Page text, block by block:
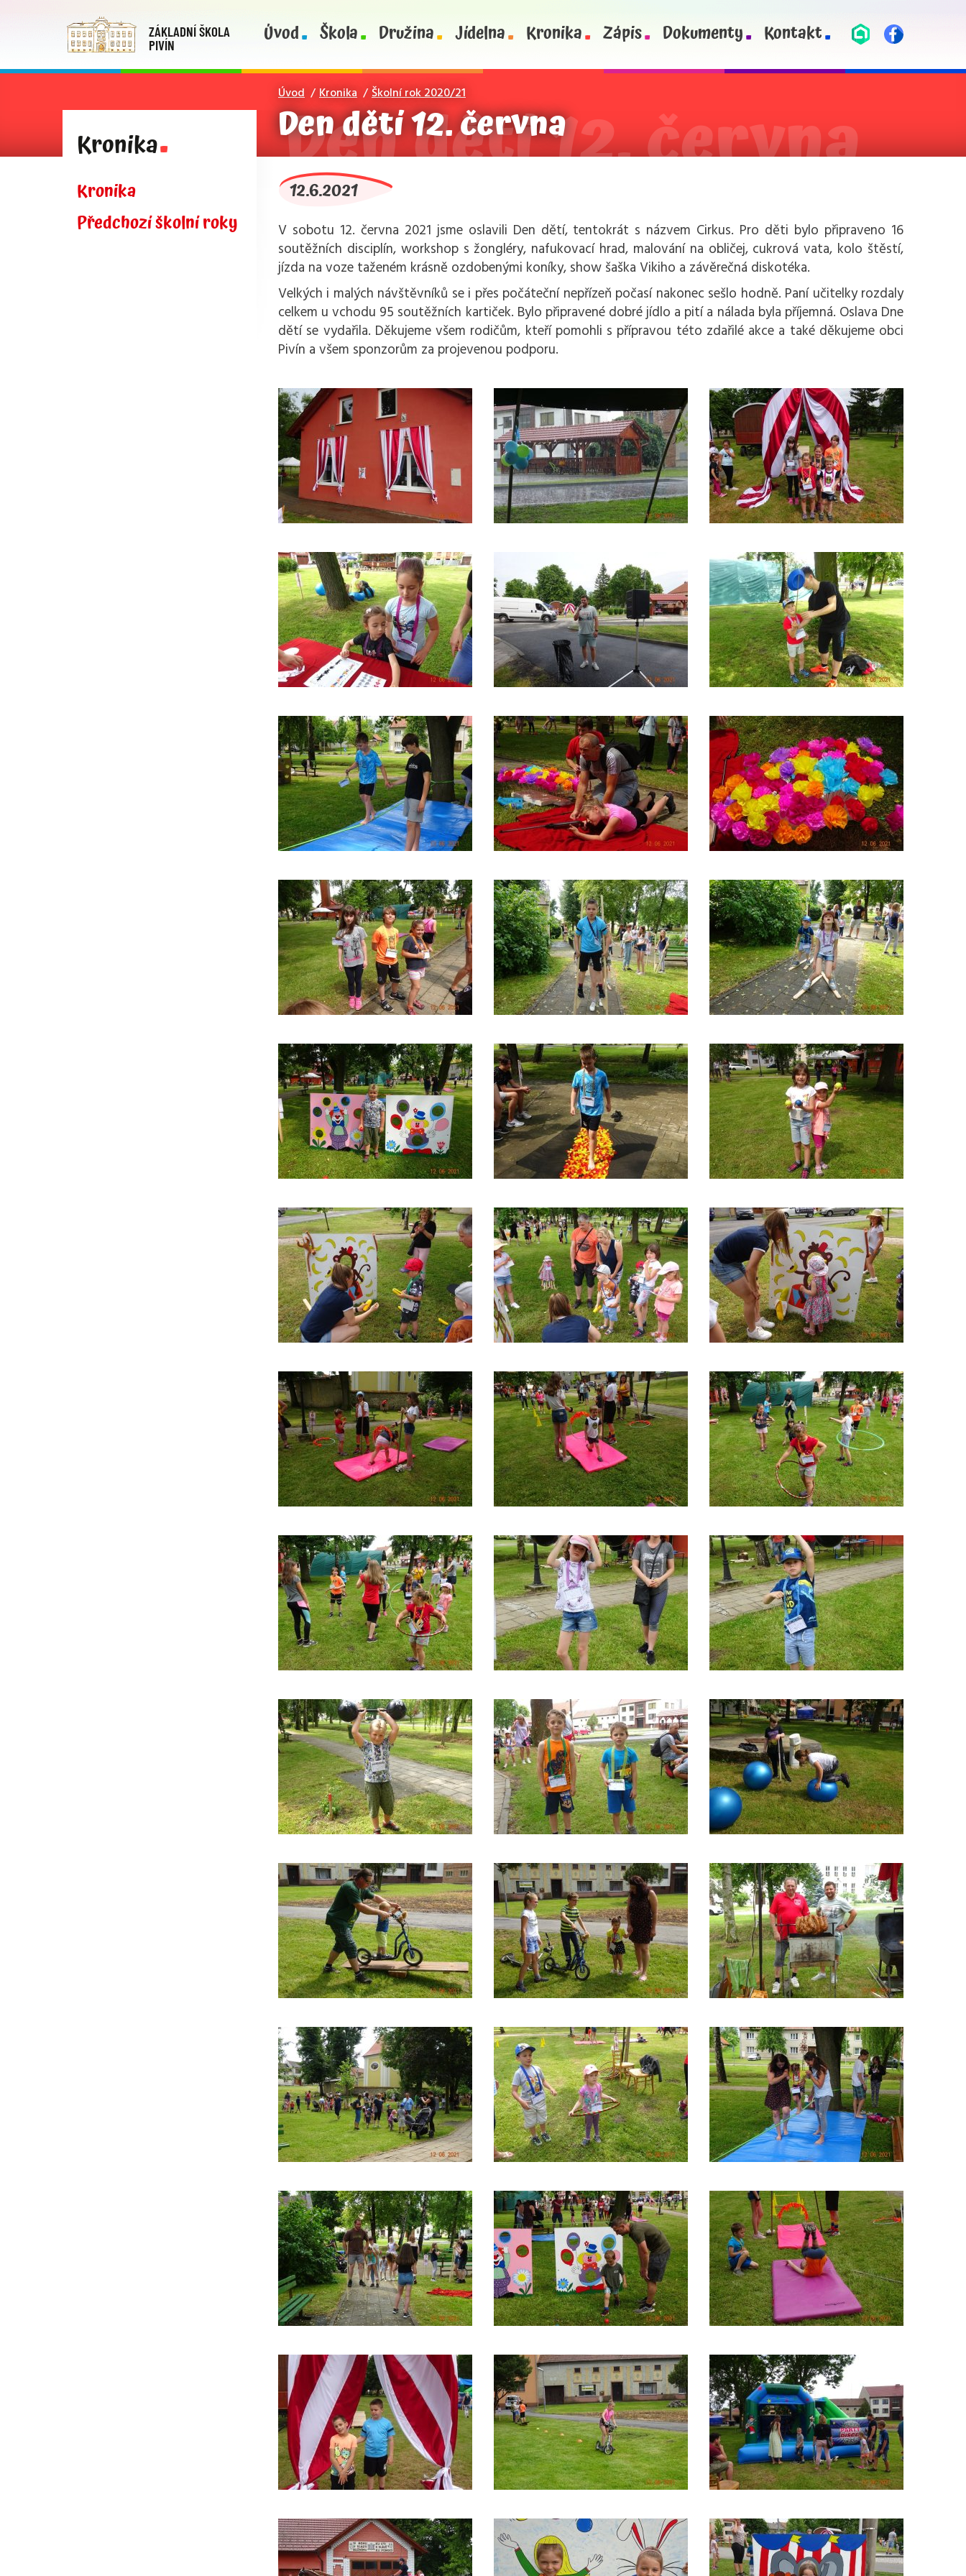
ZÁKLADNÍ ŠKOLA
PIVÍN
Úvod Škola Družina Jídelna Kronika Zápis Dokumenty Kontakt
Úvod Kronika Školní rok 2020/21
Den dětí 12. června
Kronika
Kronika
Předchozí školní roky
12.6.2021
V sobotu 12. června 2021 jsme oslavili Den dětí, tentokrát s názvem Cirkus. Pro děti bylo připraveno 16
soutěžních disciplín, workshop s žongléry, nafukovací hrad, malování na obličej, cukrová vata, kolo štěstí,
jízda na voze taženém krásně ozdobenými koníky, show šaška Vikiho a závěrečná diskotéka.
Velkých i malých návštěvníků se i přes počáteční nepřízeň počasí nakonec sešlo hodně. Paní učitelky rozdaly
celkem u vchodu 95 soutěžních kartiček. Bylo připravené dobré jídlo a pití a nálada byla příjemná. Oslava Dne
dětí se vydařila. Děkujeme všem rodičům, kteří pomohli s přípravou této zdařilé akce a také děkujeme obci
Pivín a všem sponzorům za projevenou podporu.